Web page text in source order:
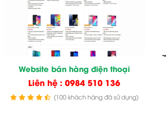
Website bán hàng điện thoại
Liên hệ : 0984 510 136
(100 khách hàng đã sử dụng)